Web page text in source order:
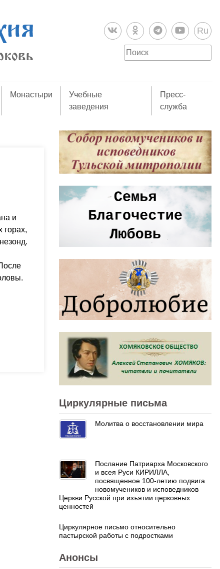
Ru
Монастыри
Учебные
заведения
Пресс-
служба
и
горах,
Циркулярные письма
Молитва о восстановлении мира
Послание Патриарха Московского
и всея Руси КИРИЛЛА,
посвященное 100-летию подвига
новомучеников и исповедников
Церкви Русской при изъятии церковных
ценностей
Циркулярное письмо относительно
пастырской работы с подростками
Анонсы